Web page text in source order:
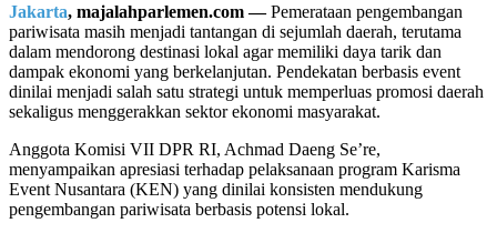
Jakarta, majalahparlemen.com —Pemerataan pengembangan
pariwisata masih menjadi tantangan di sejumlah daerah, terutama
dalam mendorong destinasi lokal agar memiliki daya tarik dan
dampak ekonomi yang berkelanjutan. Pendekatan berbasis event
dinilai menjadi salah satu strategi untuk memperluas promosi daerah
sekaligus menggerakkan sektor ekonomi masyarakat.
Anggota Komisi VII DPR RI, Achmad Daeng Se’re,
menyampaikan apresiasi terhadap pelaksanaan program Karisma
Event Nusantara (KEN) yang dinilai konsisten mendukung
pengembangan pariwisata berbasis potensi lokal.